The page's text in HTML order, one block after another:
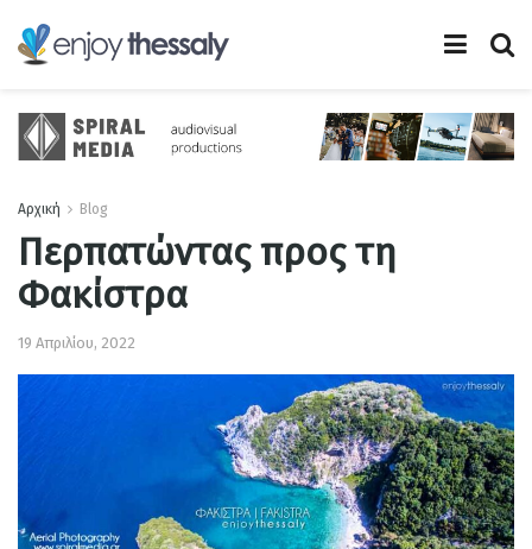
Αρχική Blog
Περπατώντας προς τη
Φακίστρα
19 Απριλίου, 2022